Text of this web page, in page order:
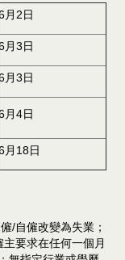
月2日
月3日
月3日
月4日
月18日
/自僱改變為失業；
要求在任何一個月